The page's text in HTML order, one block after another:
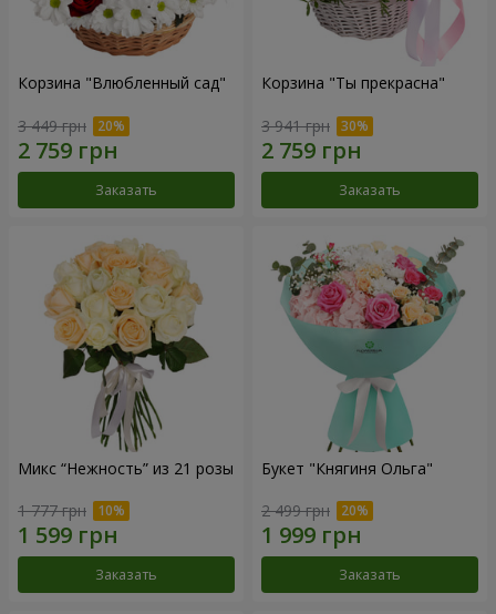
Корзина "Влюбленный сад"
3 449 грн
Заказать
Корзина "Ты прекрасна"
3 941 грн
Заказать
Микс “Нежность” из 21 розы
1 777 грн
Заказать
Букет "Княгиня Ольга"
2 499 грн
Заказать